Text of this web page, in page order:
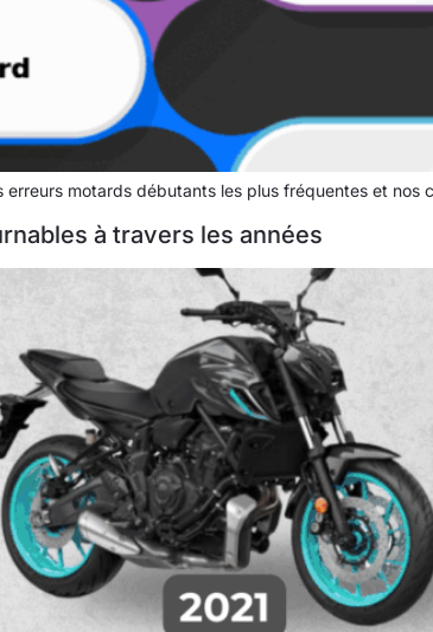
motards débutants les plus fréquentes et nos
à travers les années